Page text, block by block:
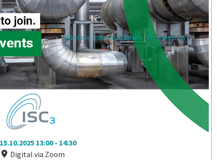
15.10.2025 13:00- 14:30
Digital via Zoom
Weitere Informationen | Impressum